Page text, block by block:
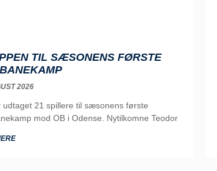
TIL SÆSONENS FØRSTE
2026
udtaget 21 spillere til sæsonens første
mod OB i Odense. Nytilkomne Teodor